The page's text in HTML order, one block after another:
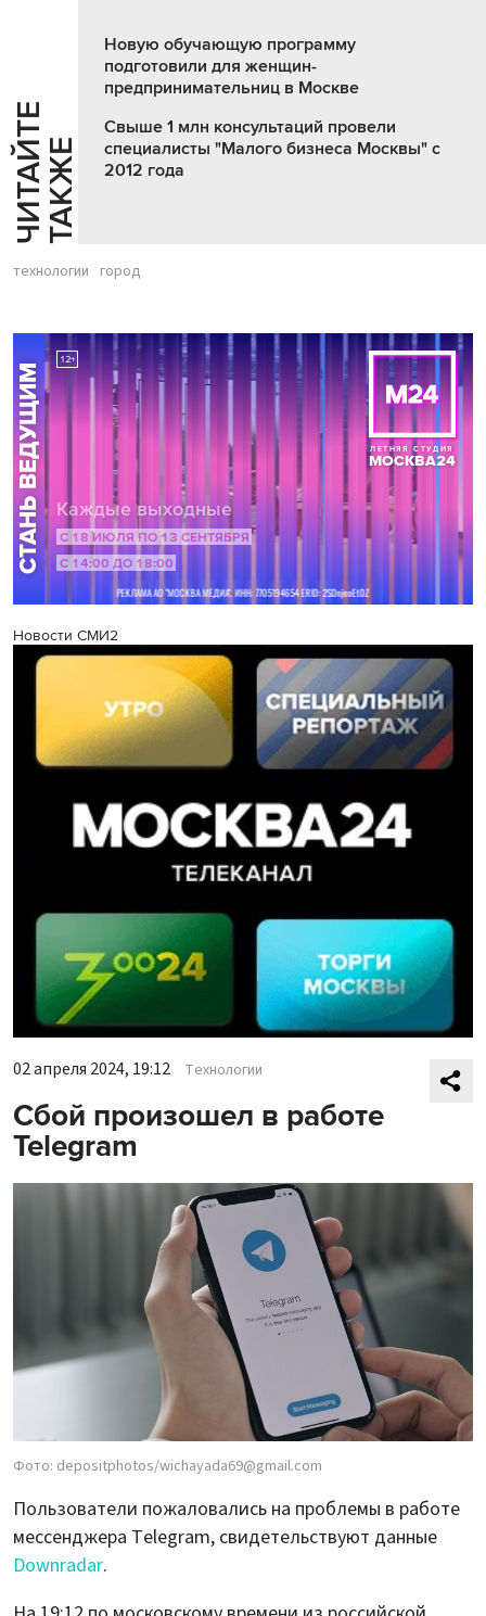
Ч
И
Т
АЙ
Т
Е
Т
А
К
ЖЕ
Новую обучающую программу
подготовили для женщин-
предпринимательниц в Москве
Свыше 1 млн консультаций провели
специалисты "Малого бизнеса Москвы" с
2012 года
технологии город
Новости СМИ2
02 апреля 2024, 19:12 Технологии
Сбой произошел в работе
Telegram
Фото: depositphotos/wichayada69@gmail.com
Пользователи пожаловались на проблемы в работе
мессенджера Telegram, свидетельствуют данные
Downradar.